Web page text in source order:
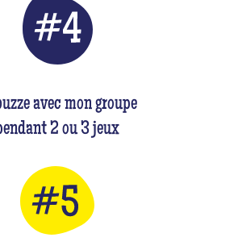
avec mon groupe
2 ou 3 jeux